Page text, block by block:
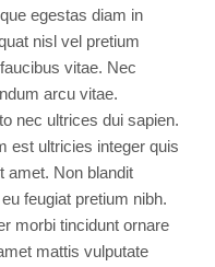
egestas diam in
nisl vel pretium
vitae. Nec
arcu vitae.
nec ultrices dui sapien.
est ultricies integer quis
amet. Non blandit
feugiat pretium nibh.
morbi tincidunt ornare
mattis vulputate